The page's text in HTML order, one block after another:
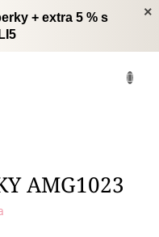
×
+ extra 5 % s
AMG1023